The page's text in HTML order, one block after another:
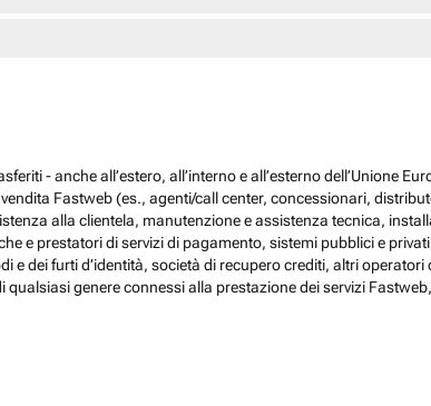
- anche all’estero, all’interno e all’esterno dell’Unione
Fastweb (es., agenti/call center, concessionari,
alla clientela, manutenzione e assistenza tecnica,
e prestatori di servizi di pagamento, sistemi pubblici e
e dei furti d’identità, società di recupero crediti, altri
genere connessi alla prestazione dei servizi